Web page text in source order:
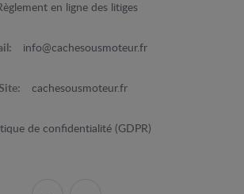
en ligne des litiges
info@cachesousmoteur.fr
Site: cachesousmoteur.fr
de confidentialité (GDPR)